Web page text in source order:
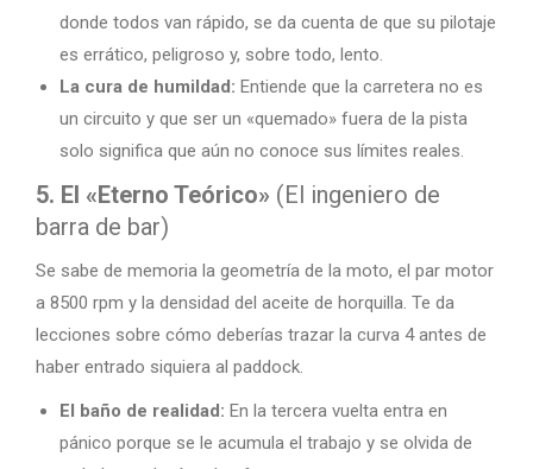
donde todos van rápido, se da cuenta de que su pilotaje
es errático, peligroso y, sobre todo, lento.
La cura de humildad: Entiende que la carretera no es
un circuito y que ser un «quemado» fuera de la pista
solo significa que aún no conoce sus límites reales.
5. El «Eterno Teórico» (El ingeniero de
barra de bar)
Se sabe de memoria la geometría de la moto, el par motor
a 8500 rpm y la densidad del aceite de horquilla. Te da
lecciones sobre cómo deberías trazar la curva 4 antes de
haber entrado siquiera al paddock.
El baño de realidad: En la tercera vuelta entra en
pánico porque se le acumula el trabajo y se olvida de